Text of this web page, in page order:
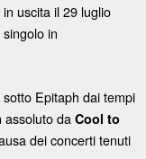
uscita il 29 luglio
in
Epitaph dai tempi
assoluto da Cool to
dei concerti tenuti